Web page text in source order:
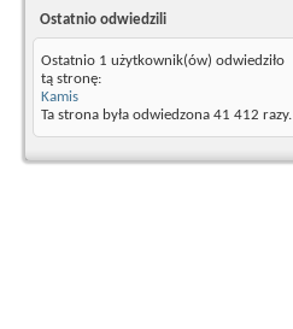
Ostatnio odwiedzili
Ostatnio 1 użytkownik(ów) odwiedziło
tą stronę:
Kamis
Ta strona była odwiedzona 41 412 razy.